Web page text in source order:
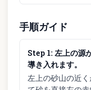
手順ガイド
Step 1:左上の源
導き入れます。
左上の砂山の近